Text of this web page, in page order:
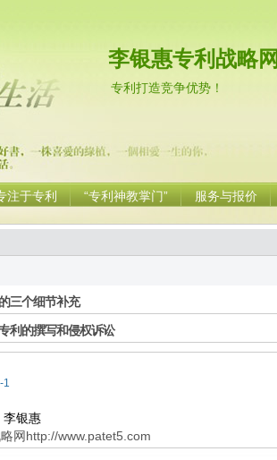
李银惠专利战略网
专利打造竞争优势！
注于专利 “专利神教掌门” 服务与报价
三个细节补充
利的撰写和侵权诉讼
1
银惠
网http://www.patet5.com